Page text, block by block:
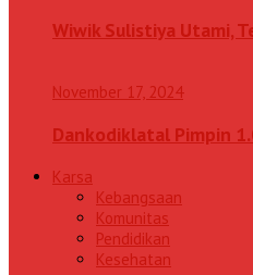
Wiwik Sulistiya Utami,
November 17, 2024
Dankodiklatal Pimpin
Karsa
Kebangsaan
Komunitas
Pendidikan
Kesehatan